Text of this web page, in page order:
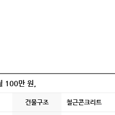
100만 원,
건물구조 철근콘크리트